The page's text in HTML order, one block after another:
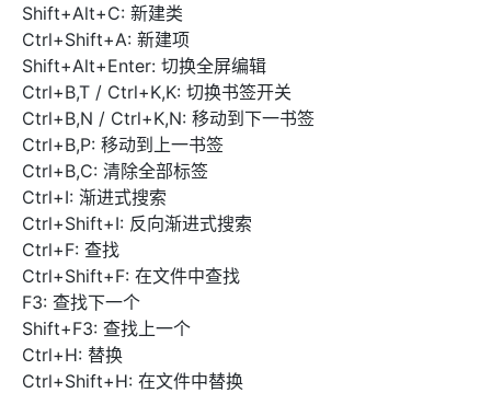
Shift+Alt+C: 新建类
Ctrl+Shift+A: 新建项
Shift+Alt+Enter: 切换全屏编辑
Ctrl+B,T / Ctrl+K,K: 切换书签开关
Ctrl+B,N / Ctrl+K,N: 移动到下一书签
Ctrl+B,P: 移动到上一书签
Ctrl+B,C: 清除全部标签
Ctrl+I: 渐进式搜索
Ctrl+Shift+I: 反向渐进式搜索
Ctrl+F: 查找
Ctrl+Shift+F: 在文件中查找
F3: 查找下一个
Shift+F3: 查找上一个
Ctrl+H: 替换
Ctrl+Shift+H: 在文件中替换